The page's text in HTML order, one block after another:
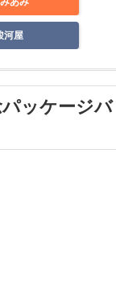
河屋
ッケージバ